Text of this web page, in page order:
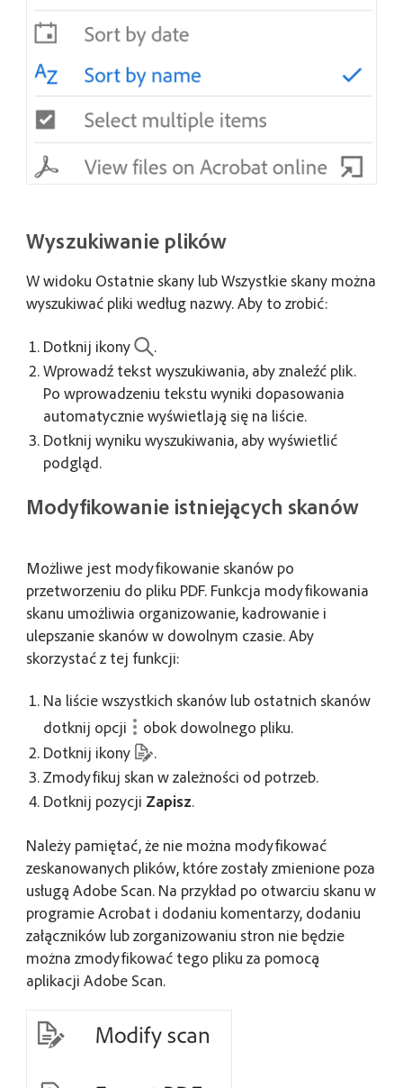
Wyszukiwanie plików
W widoku Ostatnie skany lubWszystkie skany można
wyszukiwać pliki według nazwy. Aby to zrobić:
Dotknij ikony
.
Wprowadź tekst wyszukiwania, aby znaleźć plik.
Po wprowadzeniu tekstu wyniki dopasowania
automatycznie wyświetlają się na liście.
Dotknij wyniku wyszukiwania, aby wyświetlić
podgląd.
Modyfikowanie istniejących skanów
Możliwe jest modyfikowanie skanów po
przetworzeniu do pliku PDF. Funkcja modyfikowania
skanu umożliwia organizowanie, kadrowanie i
ulepszanie skanów w dowolnym czasie. Aby
skorzystać z tej funkcji:
Na liście wszystkich skanów lub ostatnich skanów
dotknij opcji
obok dowolnego pliku.
Dotknij ikony
.
Zmodyfikuj skan w zależności od potrzeb.
Dotknij pozycji Zapisz.
Należy pamiętać, że nie można modyfikować
zeskanowanych plików, które zostały zmienione poza
usługą Adobe Scan. Na przykład po otwarciu skanu w
programie Acrobat i dodaniu komentarzy, dodaniu
załączników lub zorganizowaniu stron nie będzie
można zmodyfikować tego pliku za pomocą
aplikacji Adobe Scan.